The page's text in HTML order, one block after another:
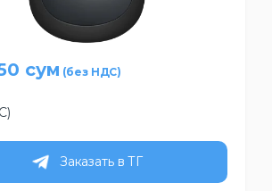
сум
Заказать в ТГ